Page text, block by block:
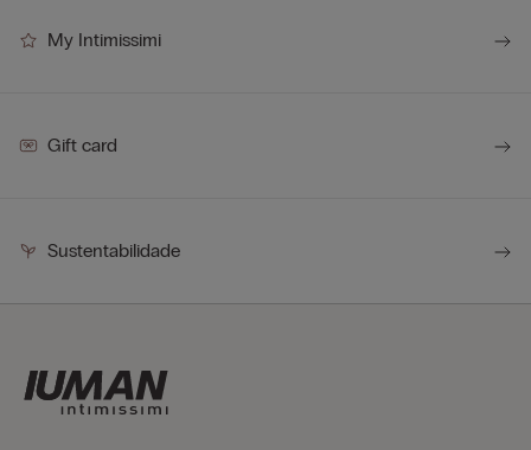
My Intimissimi
Gift card
Sustentabilidade